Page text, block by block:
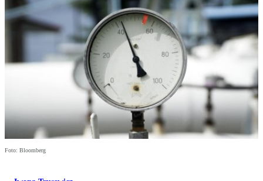
Foto: Bloomberg